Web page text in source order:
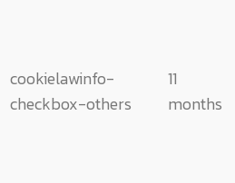
cookielawinfo-
checkbox-others
11
months